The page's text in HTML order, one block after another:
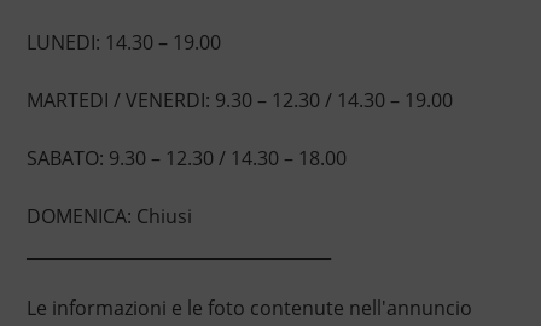
LUNEDI: 14.30 – 19.00
MARTEDI / VENERDI: 9.30 – 12.30 / 14.30 – 19.00
SABATO: 9.30 – 12.30 / 14.30 – 18.00
DOMENICA: Chiusi
Le informazioni e le foto contenute nell'annuncio